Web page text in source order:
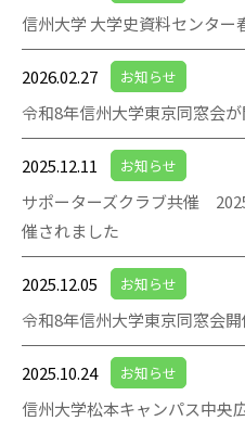
信州大学 大学史資料センタ
2026.02.27 お知らせ
令和8年信州大学東京同窓会
2025.12.11 お知らせ
サポーターズクラブ共催
催されました
2025.12.05 お知らせ
令和8年信州大学東京同窓会
2025.10.24 お知らせ
信州大学松本キャンパス中央